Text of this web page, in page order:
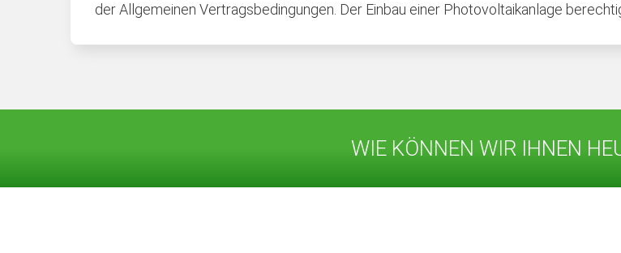
der Allgemeinen Vertragsbedingungen. Der Einbau einer Photovoltaikanlage
WIE KÖNNEN WIR IHNEN